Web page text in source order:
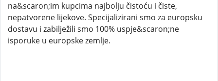
na&scaron;im kupcima najbolju čistoću i čiste,
nepatvorene lijekove. Specijalizirani smo za europsku
dostavu i zabilježili smo 100% uspje&scaron;ne
isporuke u europske zemlje.